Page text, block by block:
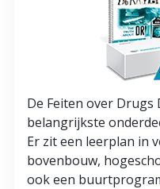
De Feiten over
belangrijkste
Er zit een leerplan in
bovenbouw,
ook een